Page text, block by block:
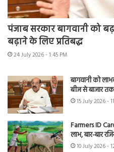
पंजाब सरकार बागवानी को
बढ़ाने के लिए प्रतिबद्ध
24 July 2026 - 1:45 PM
बागवानी को
बीज से बाजार तक
15 July 2026 -
Farmers ID
लाभ, बार-बार
10 July 2026 -